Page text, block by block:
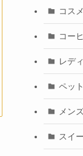
コス
コー
レデ
ペッ
メン
スイ